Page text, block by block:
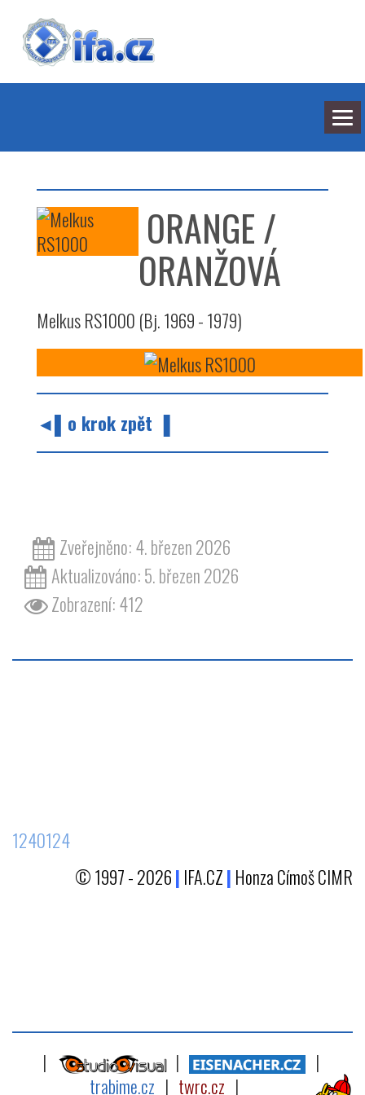
BARVY
SEDMILHÁŘI
ARCHIV
KONTAKT
ORANGE /
ORANŽOVÁ
Melkus RS1000 (Bj. 1969 - 1979)
◄▌o krok zpět ▐
Zveřejněno: 4. březen 2026
Aktualizováno: 5. březen 2026
Zobrazení: 412
1240124
© 1997 - 2026| IFA.CZ| Honza Címoš CIMR
| |
|
trabime.cz | twrc.cz |